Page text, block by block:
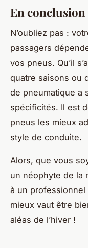
En
N’oubliez pas :
passagers
vos pneus. Qu’il
quatre saisons ou
de pneumatique a
spécificités. Il est
pneus les mieux
style de conduite.
Alors, que vous
un néophyte de la
à un
mieux vaut être
aléas de l’hiver !